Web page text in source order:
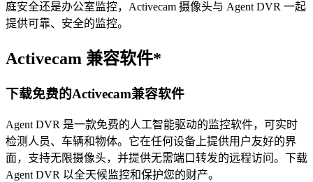
庭安全还是办公室监控，Activecam 摄像头与 Agent DVR 一起
提供可靠、安全的监控。
Activecam 兼容软件*
下载免费的Activecam兼容软件
Agent DVR 是一款免费的人工智能驱动的监控软件，可实时
检测人员、车辆和物体。它在任何设备上提供用户友好的界
面，支持无限摄像头，并提供无需端口转发的远程访问。下载
Agent DVR 以全天候监控和保护您的财产。